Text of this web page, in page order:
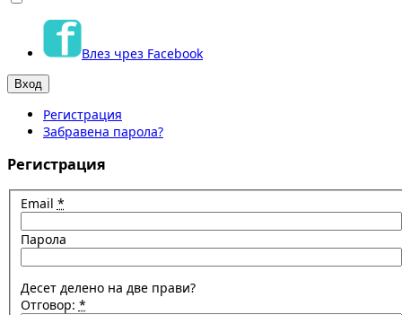
Влез чрез Facebook
Регистрация
Забравена парола?
Регистрация
Email *
Парола
Десет делено на две прави?
Отговор: *